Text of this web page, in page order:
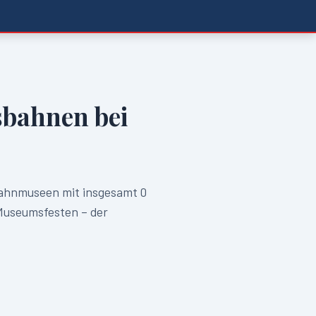
bei
mit insgesamt 0
– der